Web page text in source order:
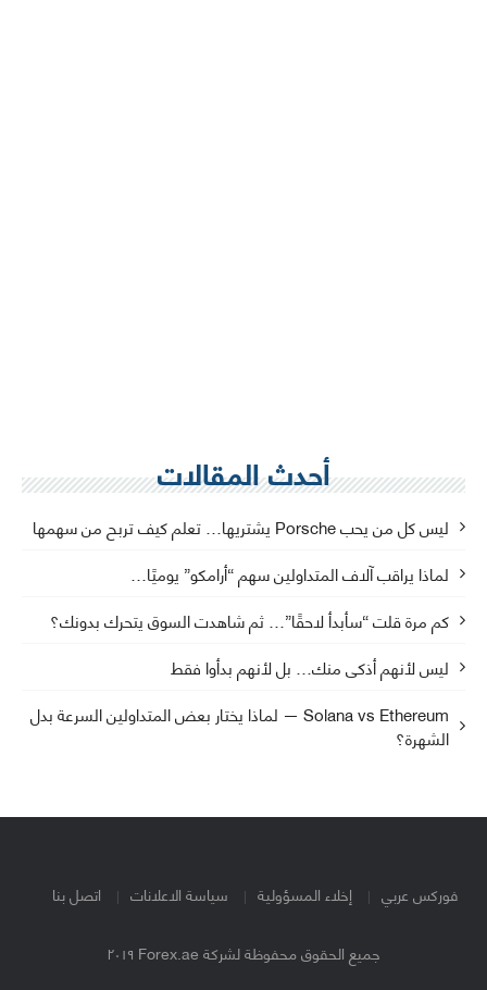
أحدث المقالات
ليس كل من يحب Porsche يشتريها… تعلم كيف تربح من سهمها
لماذا يراقب آلاف المتداولين سهم “أرامكو” يوميًا…
كم مرة قلت “سأبدأ لاحقًا”… ثم شاهدت السوق يتحرك بدونك؟
ليس لأنهم أذكى منك… بل لأنهم بدأوا فقط
Solana vs Ethereum — لماذا يختار بعض المتداولين السرعة بدل
الشهرة؟
فوركس عربي إخلاء المسؤولية سياسة الاعلانات اتصل بنا
جميع الحقوق محفوظة لشركة Forex.ae ٢٠١٩